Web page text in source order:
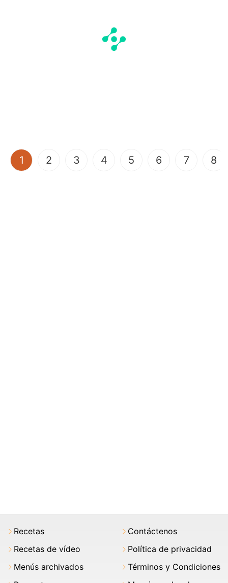
1 (current)
2 3 4 5 6 7 8
Recetas
Recetas de vídeo
Menús archivados
Contáctenos
Política de privacidad
Términos y Condiciones